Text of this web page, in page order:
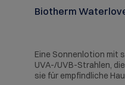
Biotherm
Eine Sonnenlotion mit
UVA-/UVB-Strahlen,
sie für empfindliche